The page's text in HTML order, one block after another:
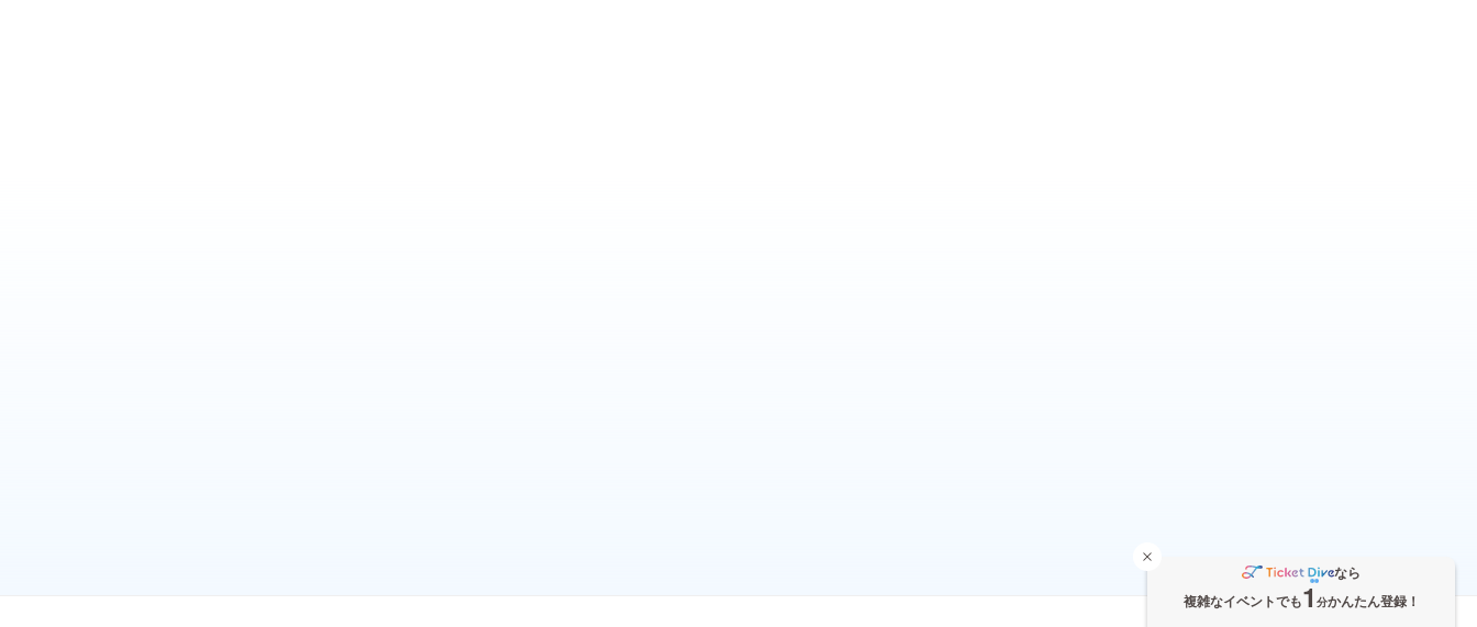
なら
複雑なイベントでも1 分かんたん登録！